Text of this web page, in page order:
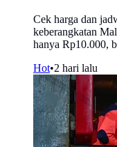
Cek harga dan
keberangkatan
hanya Rp10.000,
Hot•2 hari lalu